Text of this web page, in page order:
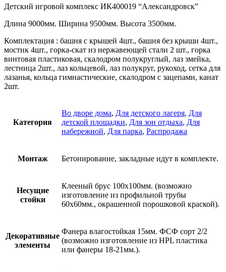
Детский игровой комплекс ИК400019 “Александровск”
Длина 9000мм. Ширина 9500мм. Высота 3500мм.
Комплектация : башня с крышей 4шт., башня без крыши 4шт.,
мостик 4шт., горка-скат из нержавеющей стали 2 шт., горка
винтовая пластиковая, скалодром полукруглый, лаз змейка,
лестница 2шт., лаз кольцевой, лаз полукруг, рукоход, сетка для
лазанья, кольца гимнастические, скалодром с зацепами, канат
2шт.
Категория
Во дворе дома, Для детского лагеря, Для
детской площадки, Для зон отдыха, Для
набережной, Для парка, Распродажа
Монтаж Бетонирование, закладные идут в комплекте.
Несущие
стойки
Клееный брус 100х100мм. (возможно
изготовление из профильной трубы
60х60мм., окрашенной порошковой краской).
Декоративные
элементы
Фанера влагостойкая 15мм. ФСФ сорт 2/2
(возможно изготовление из HPL пластика
или фанеры 18-21мм.).